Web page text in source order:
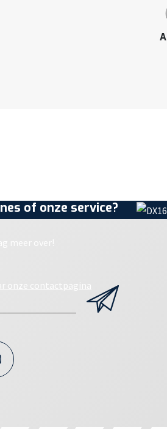
of onze service?
meer over!
onze contactpagina